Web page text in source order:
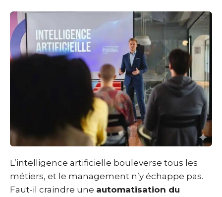
L’intelligence artificielle bouleverse tous les
métiers, et le management n’y échappe pas.
Faut-il craindre une automatisation du